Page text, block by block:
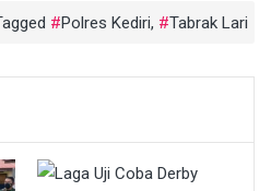
Polres Kediri, Tabrak Lari